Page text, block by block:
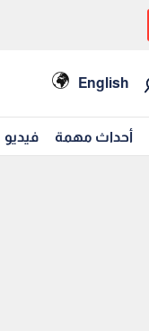
English
أحداث مهمة فيديو